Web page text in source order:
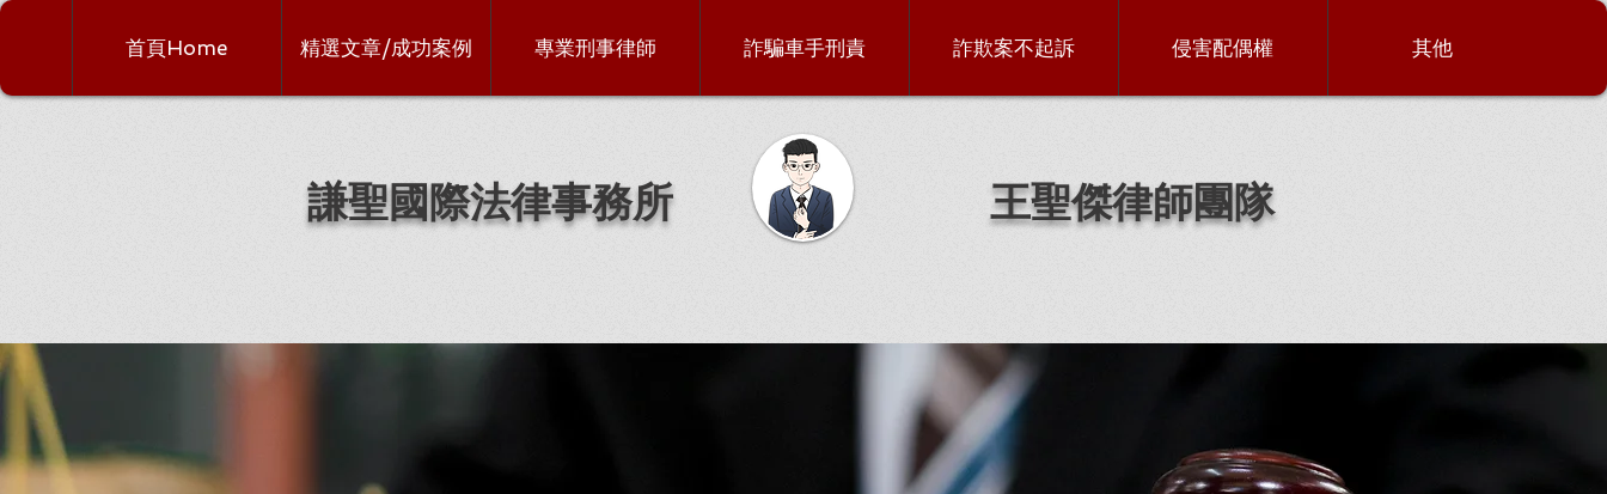
首頁Home 精選文章/成功案例 專業刑事律師 詐騙車手刑責 詐欺案不起訴 侵害配偶權 其他
謙聖國際法律事務所 王聖傑律師團隊